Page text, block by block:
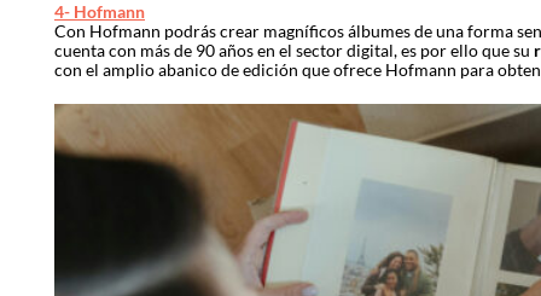
4- Hofmann
Con Hofmann podrás crear magníficos álbumes de una forma
cuenta con más de 90 años en el sector digital, es por ello que su
con el amplio abanico de edición que ofrece Hofmann para